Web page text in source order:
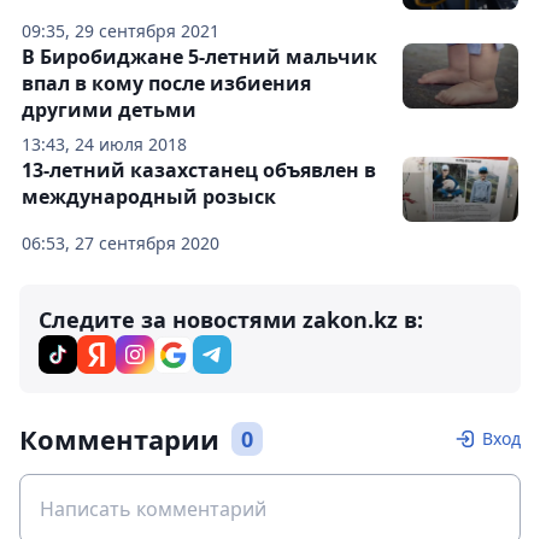
09:35, 29 сентября 2021
13:43, 24 июля 2018
В Биробиджане 5-летний мальчик
впал в кому после избиения
другими детьми
06:53, 27 сентября 2020
13-летний казахстанец объявлен в
международный розыск
Следите за новостями zakon.kz в:
Комментарии 0 Вход